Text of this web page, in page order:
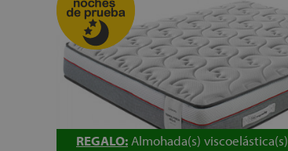
REGALO: Almohada(s) viscoelástica(s)